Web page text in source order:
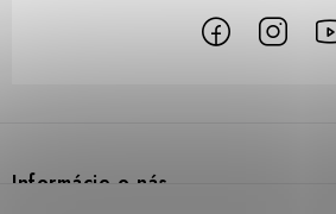
pInformácie o nás